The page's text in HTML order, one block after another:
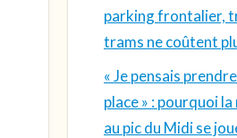
parking frontalier,
trams ne coûtent
« Je pensais
place » : pourquoi
au pic du Midi se